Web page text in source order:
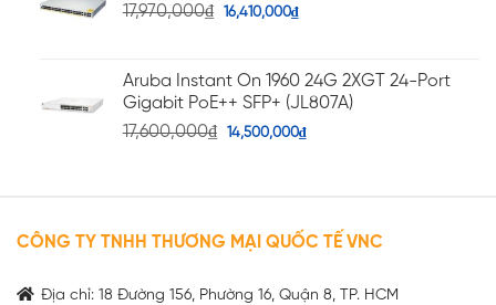
17,970,000₫ 16,410,000₫
Aruba Instant On 1960 24G 2XGT 24-Port
Gigabit PoE++ SFP+ (JL807A)
17,600,000₫ 14,500,000₫
CÔNG TY TNHH THƯƠNG MẠI QUỐC TẾ VNC
Địa chỉ: 18 Đường 156, Phường 16, Quận 8, TP. HCM